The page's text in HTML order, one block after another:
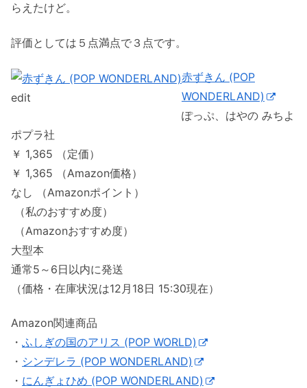
らえたけど。
評価としては５点満点で３点です。
edit
赤ずきん (POP
WONDERLAND)
ぽっぷ、はやの みちよ
ポプラ社
￥ 1,365 （定価）
￥ 1,365 （Amazon価格）
なし （Amazonポイント）
（私のおすすめ度）
（Amazonおすすめ度）
大型本
通常5～6日以内に発送
（価格・在庫状況は12月18日 15:30現在）
Amazon関連商品
・ ふしぎの国のアリス (POP WORLD)
・ シンデレラ (POP WONDERLAND)
・ にんぎょひめ (POP WONDERLAND)